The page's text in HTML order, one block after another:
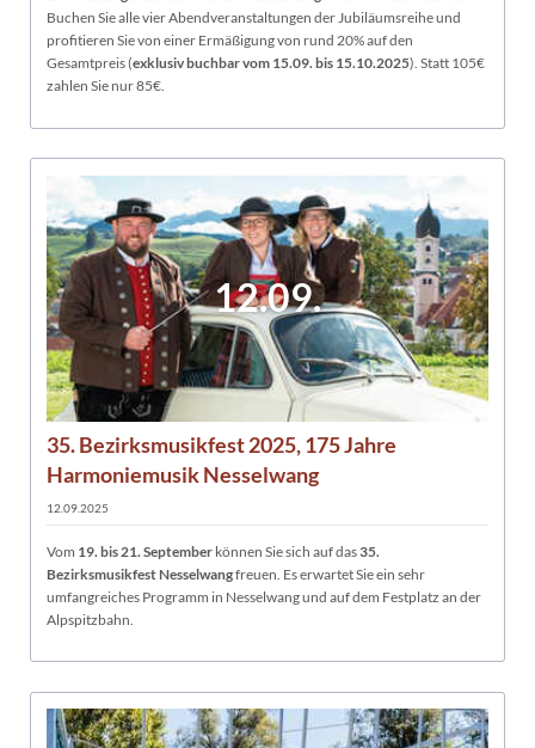
Buchen Sie alle vier Abendveranstaltungen der Jubiläumsreihe und
profitieren Sie von einer Ermäßigung von rund 20% auf den
Gesamtpreis (exklusiv buchbar vom 15.09. bis 15.10.2025). Statt 105€
zahlen Sie nur 85€.
12.09.
35. Bezirksmusikfest 2025, 175 Jahre
Harmoniemusik Nesselwang
12.09.2025
Vom 19. bis 21. September können Sie sich auf das35.
Bezirksmusikfest Nesselwangfreuen. Es erwartet Sie ein sehr
umfangreiches Programm in Nesselwang und auf dem Festplatz an der
Alpspitzbahn.